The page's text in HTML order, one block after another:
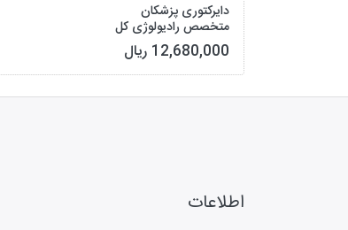
دایرکتوری پزشکان
متخصص رادیولوژی کل
کشور
12,680,000 ریال
اطلاعات